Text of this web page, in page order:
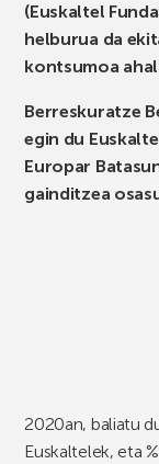
(Euskaltel
helburua da
kontsumoa
Berreskuratze
egin du
Europar
gainditzea
2020an, baliatu
Euskaltelek, eta